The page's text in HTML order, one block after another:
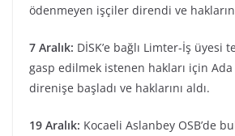
ödenmeyen işçiler direndi ve
7 Aralık: DİSK’e bağlı Limter-İş üyesi
gasp edilmek istenen hakları için
direnişe başladı ve haklarını aldı.
19 Aralık: Kocaeli Aslanbey OSB’de